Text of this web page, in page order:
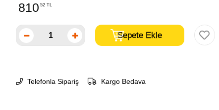
810 52 TL
Telefonla Sipariş Kargo Bedava